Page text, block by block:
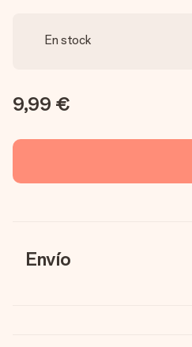
En stock
9,99 €
Envío